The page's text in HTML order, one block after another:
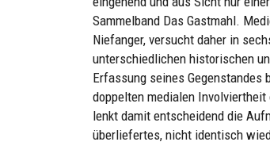
Sammelband Das Gastmahl.
Niefanger, versucht daher in
unterschiedlichen historischen
Erfassung seines Gegenstandes
doppelten medialen
lenkt damit entscheidend die
überliefertes, nicht identisch